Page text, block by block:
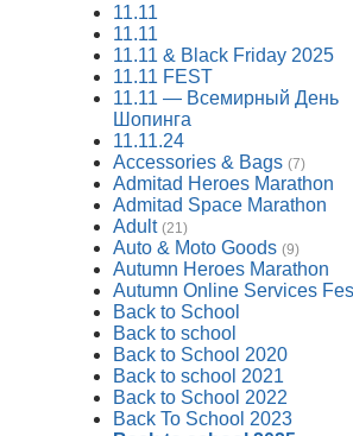
11.11
11.11
11.11 & Black Friday 2025
11.11 FEST
11.11 — Всемирный День
Шопинга
11.11.24
Accessories & Bags (7)
Admitad Heroes Marathon
Admitad Space Marathon
Adult (21)
Auto & Moto Goods (9)
Autumn Heroes Marathon
Autumn Online Services
Back to School
Back to school
Back to School 2020
Back to school 2021
Back to School 2022
Back To School 2023